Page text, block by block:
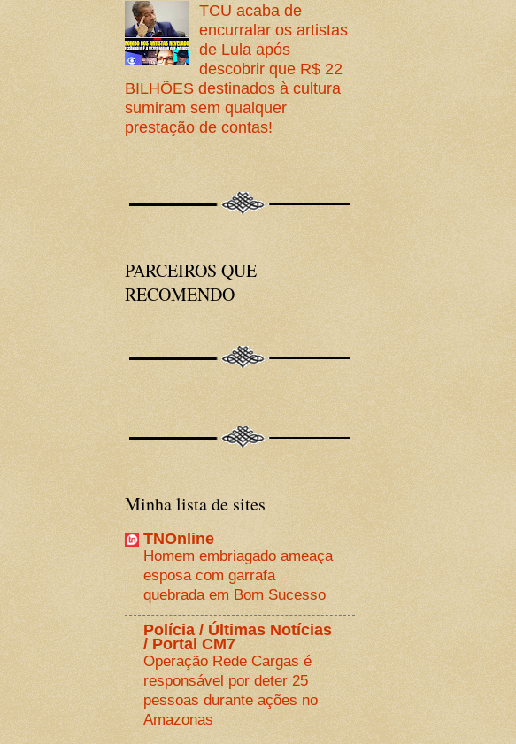
TCU acaba de
encurralar os artistas
de Lula após
descobrir que R$ 22
BILHÕES destinados à cultura
sumiram sem qualquer
prestação de contas!
PARCEIROS QUE
RECOMENDO
Minha lista de sites
TNOnline
Homem embriagado ameaça
esposa com garrafa
quebrada em Bom Sucesso
Polícia / Últimas Notícias
/ Portal CM7
Operação Rede Cargas é
responsável por deter 25
pessoas durante ações no
Amazonas